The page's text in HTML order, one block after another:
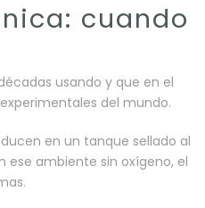
cuando
usando y que en el
del mundo.
en un tanque sellado al
ese ambiente sin oxígeno, el